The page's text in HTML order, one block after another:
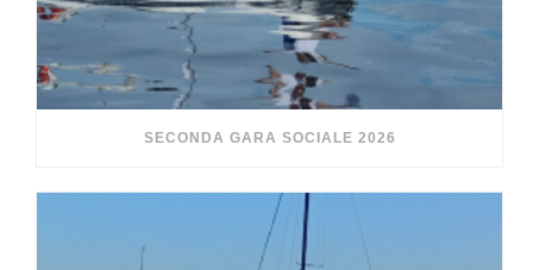
SECONDA GARA SOCIALE 2026